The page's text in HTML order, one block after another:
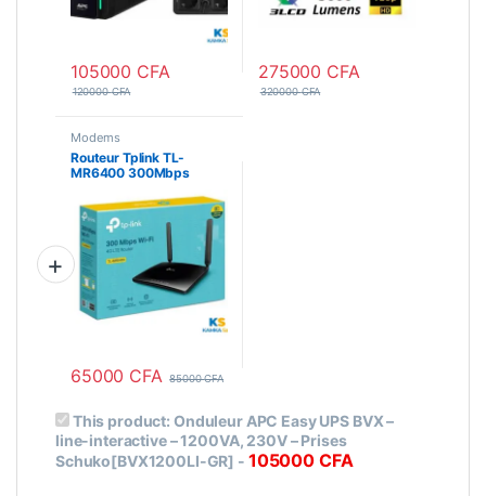
105000 CFA
120000CFA
275000 CFA
320000CFA
Modems
Routeur Tplink TL-
MR6400 300Mbps
65000 CFA 85000CFA
This product: Onduleur APC Easy UPS BVX –
line-interactive – 1200VA, 230V – Prises
Schuko[BVX1200LI-GR] - 105000 CFA